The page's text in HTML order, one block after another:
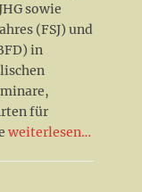
sowie
(FSJ) und
in
für
weiterlesen…